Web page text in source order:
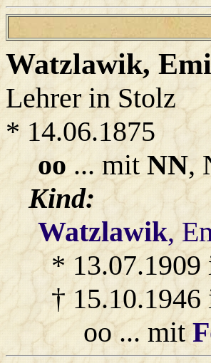
Watzlawik,
Lehrer in Stolz
* 14.06.1875
oo... mitNN,
Kind:
Watzlawik,
* 13.07.1909
†
oo ... mit